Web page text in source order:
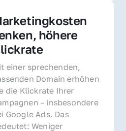
höhere
einer sprechenden,
Domain erhöhen
die Klickrate Ihrer
– insbesondere
Google Ads. Das
Weniger